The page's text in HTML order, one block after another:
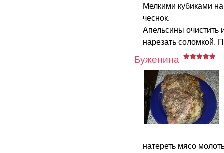
Мелкими кубиками
чеснок.
Апельсины очистить
нарезать соломкой.
Буженина
натереть мясо